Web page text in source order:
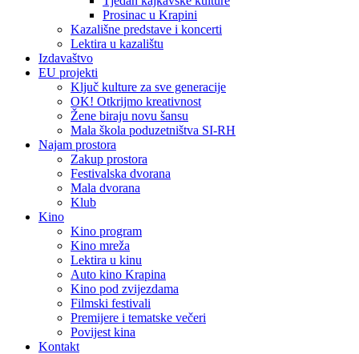
Prosinac u Krapini
Kazališne predstave i koncerti
Lektira u kazalištu
Izdavaštvo
EU projekti
Ključ kulture za sve generacije
OK! Otkrijmo kreativnost
Žene biraju novu šansu
Mala škola poduzetništva SI-RH
Najam prostora
Zakup prostora
Festivalska dvorana
Mala dvorana
Klub
Kino
Kino program
Kino mreža
Lektira u kinu
Auto kino Krapina
Kino pod zvijezdama
Filmski festivali
Premijere i tematske večeri
Povijest kina
Kontakt